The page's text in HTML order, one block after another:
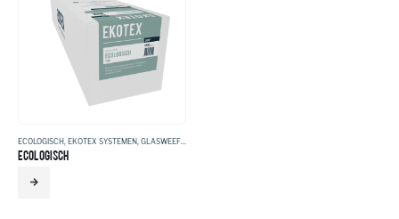
ECOLOGISCH EKOTEX SYSTEMEN GLASWEEFSEL
ECOLOGISCH